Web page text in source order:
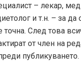
– лекар,
и т.н. – за да
След това
от член на
публикуването.